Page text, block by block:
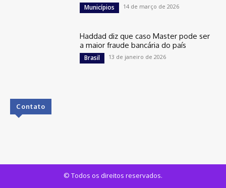
Municípios 14 de março de 2026
Haddad diz que caso Master pode ser
a maior fraude bancária do país
Brasil 13 de janeiro de 2026
Contato
© Todos os direitos reservados.